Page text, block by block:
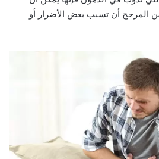
المرجح أن تسبب بعض الأضرار أو